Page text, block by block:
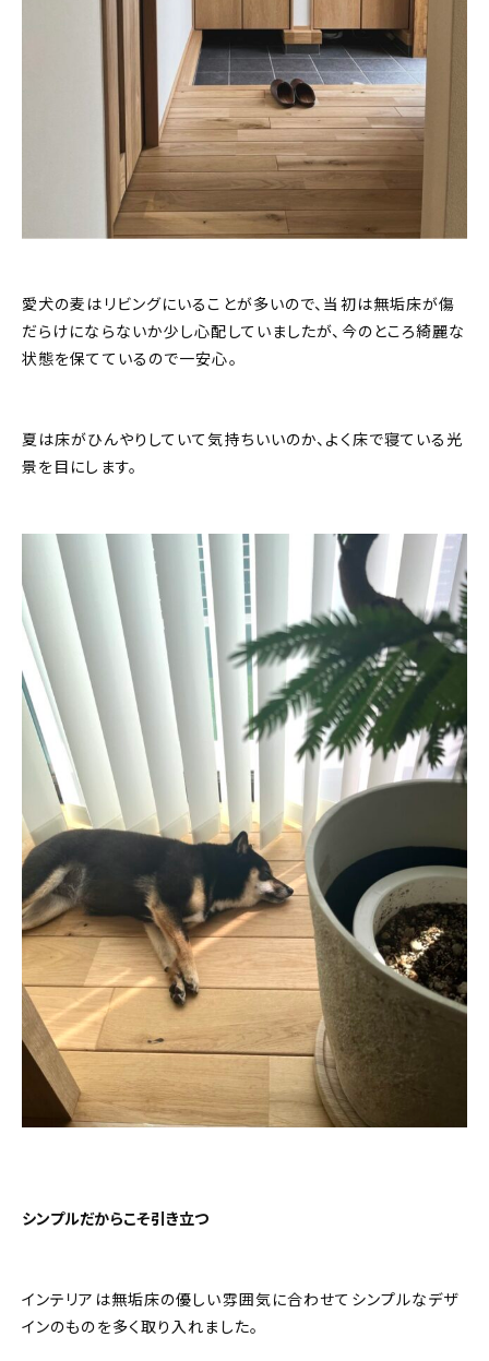
愛犬の麦はリビングにいることが多いので、当初は無垢床が傷
だらけにならないか少し心配していましたが、今のところ綺麗な
状態を保てているので一安心。
夏は床がひんやりしていて気持ちいいのか、よく床で寝ている光
景を目にします。
シンプルだからこそ引き立つ
インテリアは無垢床の優しい雰囲気に合わせてシンプルなデザ
インのものを多く取り入れました。